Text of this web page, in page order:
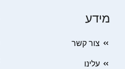
מידע
צור קשר
עלינו